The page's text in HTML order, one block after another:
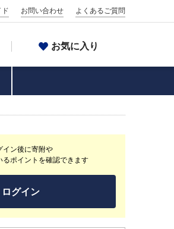
ド お問い合わせ よくあるご質問
お気に入り
イン後に寄附や
るポイントを確認できます
ログイン